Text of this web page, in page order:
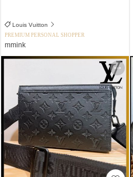
Louis Vuitton
PREMIUM PERSONAL SHOPPER
mmink